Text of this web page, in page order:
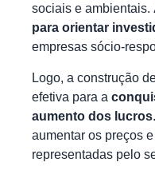
sociais e ambientais.
para orientar
empresas sócio-
Logo, a construção
efetiva para a
aumento dos lucros
aumentar os preços
representadas pelo